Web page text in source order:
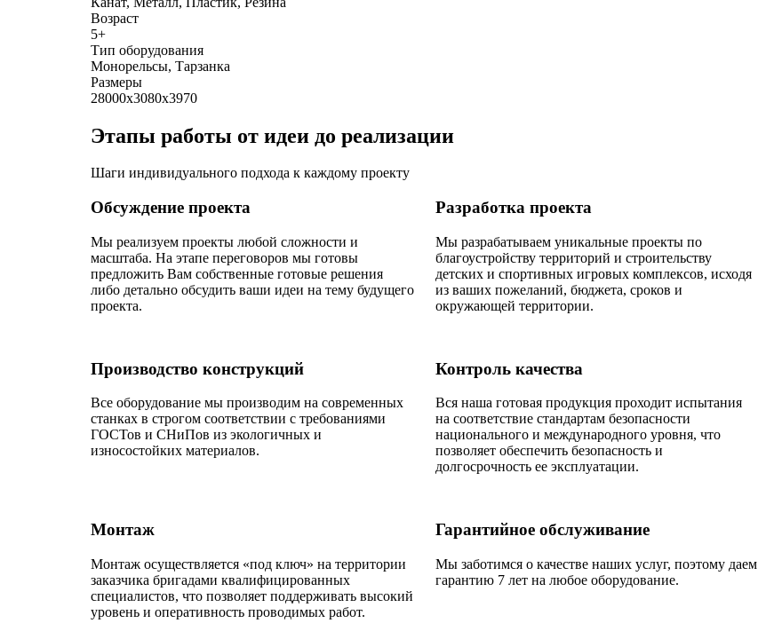
Возраст
5+
Тип оборудования
Монорельсы, Тарзанка
Размеры
28000х3080х3970
Этапы работы от идеи до реализации
Шаги индивидуального подхода к каждому проекту
Обсуждение проекта
Мы реализуем проекты любой сложности и
масштаба. На этапе переговоров мы готовы
предложить Вам собственные готовые решения
либо детально обсудить ваши идеи на тему будущего
проекта.
Разработка проекта
Мы разрабатываем уникальные проекты по
благоустройству территорий и строительству
детских и спортивных игровых комплексов, исходя
из ваших пожеланий, бюджета, сроков и
окружающей территории.
Производство конструкций
Все оборудование мы производим на современных
станках в строгом соответствии с требованиями
ГОСТов и СНиПов из экологичных и
износостойких материалов.
Контроль качества
Вся наша готовая продукция проходит испытания
на соответствие стандартам безопасности
национального и международного уровня, что
позволяет обеспечить безопасность и
долгосрочность ее эксплуатации.
Монтаж
Монтаж осуществляется «под ключ» на территории
заказчика бригадами квалифицированных
специалистов, что позволяет поддерживать высокий
уровень и оперативность проводимых работ.
Гарантийное обслуживание
Мы заботимся о качестве наших услуг, поэтому даем
гарантию 7 лет на любое оборудование.